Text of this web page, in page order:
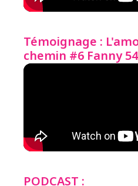
Témoignage :
chemin #6 Fanny
PODCAST :